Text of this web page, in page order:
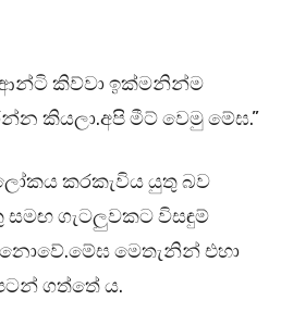
කිව්වා ඉක්මනින්ම
කියලා.අපි මීට් වෙමු මේඝ.”
කරකැවිය යුතු බව
සමඟ ගැටලුවකට විසඳුම්
මෙතැනින් එහා
ගත්තේ ය.